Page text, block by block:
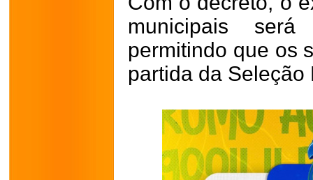
municipais
permitindo que os
partida da Seleção